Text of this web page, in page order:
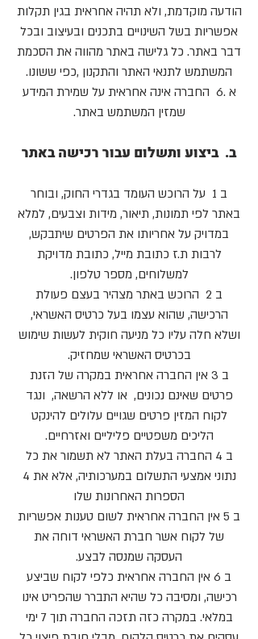
הודעה מוקדמת, ולא תהיה אחראית בגין תקלות
אפשריות בשל השינויים בתכנים ובעיצוב ובכל
דבר באתר. כל גלישה באתר מהווה את הסכמת
המשתמש לתנאי האתר והתקנון ,כפי ששונו.
א .6 החברה אינה אחראית על שמירת המידע
שמזין המשתמש באתר.
ב. ביצוע ותשלום עבור רכישה באתר
ב 1 על הרוכש העומד בגדרי החוק, ובוחר
באתר לפי תמונות, תיאור, מידות וצבעים, למלא
במדויק על אחריותו את הפרטים שיתבקש,
לרבות ת.ז כתובת מייל, כתובת מדויקת
למשלוחים, מספר טלפון.
ב 2 הרוכש באתר מצהיר בעצם פעולת
הרכישה, שהוא עצמו בעל כרטיס האשראי,
ושלא חלה עליו כל מניעה חוקית לעשות שימוש
בכרטיס האשראי שמחזיק.
ב 3 אין החברה אחראית במקרה של הזנת
פרטים שאינם נכונים, או ללא הרשאה, ונגד
לקוח המזין פרטים שגויים עלולים להינקט
הליכים משפטיים פליליים ואזרחיים.
ב 4 החברה בעלת האתר לא תשמור את כל
נתוני אמצעי התשלום במערכותיה, אלא את 4
הספרות האחרונות שלו
ב 5 אין החברה אחראית לשום טענות אפשריות
של לקוח אשר חברת האשראי דוחה את
העסקה שמנסה לבצע.
ב 6 אין החברה אחראית כלפי לקוח שביצע
רכישה, ומסיבה כל שהיא התברר שהפריט אינו
במלאי. במקרה כזה תזכה החברה תוך 7 ימי